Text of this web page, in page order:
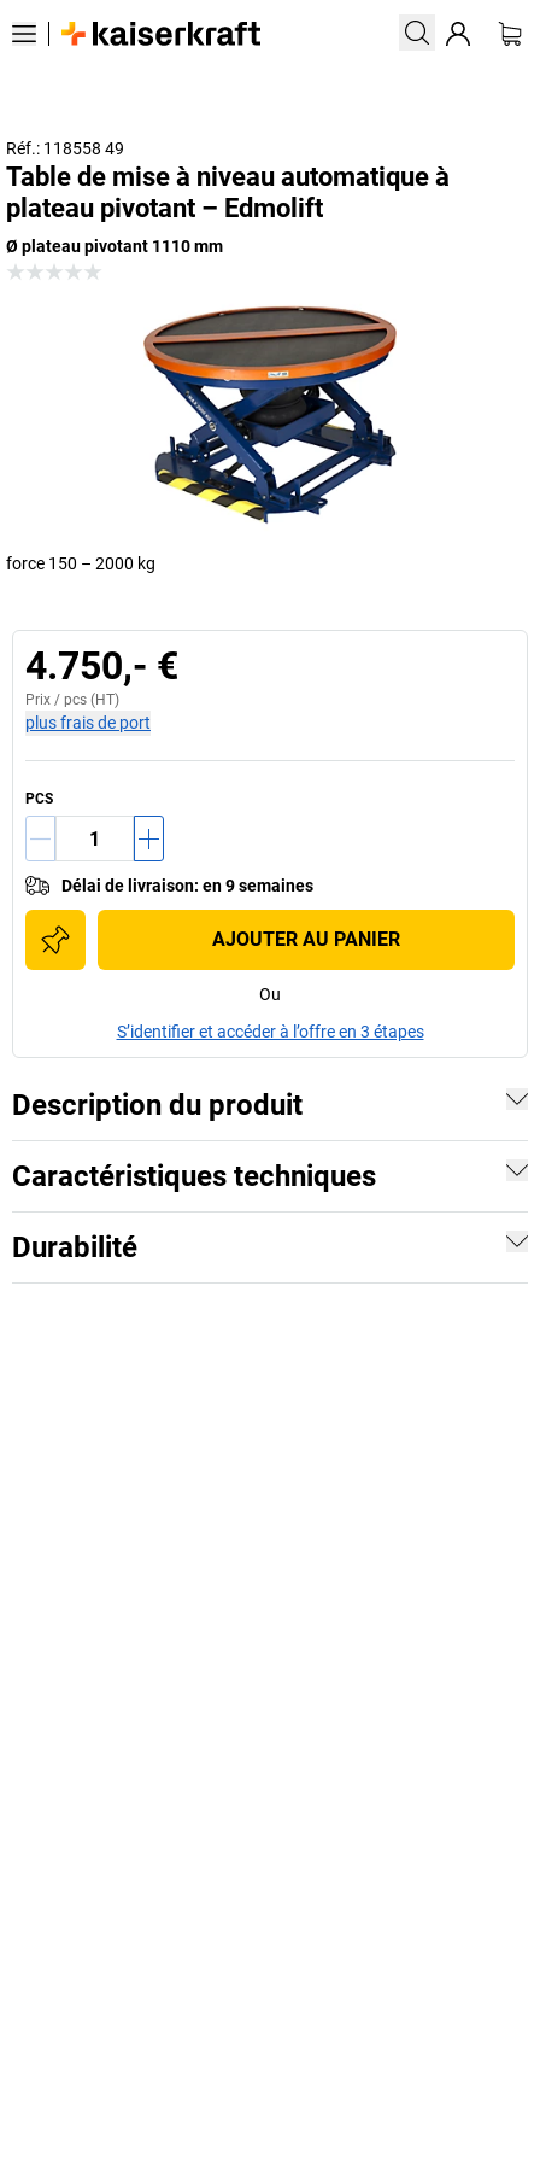
Réf.: 118558 49
Table de mise à niveau automatique à
plateau pivotant – Edmolift
Ø plateau pivotant 1110 mm
force 150 – 2000 kg
4.750,- €
Prix / pcs (HT)
plus frais de port
PCS
Délai de livraison: en 9 semaines
AJOUTER AU PANIER
Ou
S’identifier et accéder à l’offre en 3 étapes
Description du produit
Caractéristiques techniques
Durabilité